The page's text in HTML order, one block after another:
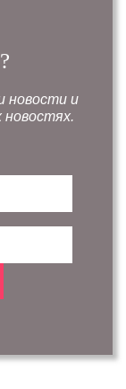
новости и
новостях.